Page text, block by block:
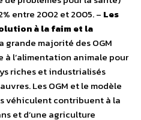
entre 2002 et 2005. – Les
à la faim et la
grande majorité des OGM
à l’alimentation animale pour
riches et industrialisés
Les OGM et le modèle
véhiculent contribuent à la
et d’une agriculture